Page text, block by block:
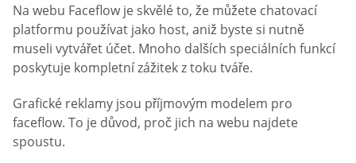
Na webu Faceflow je skvělé to, že můžete chatovací
platformu používat jako host, aniž byste si nutně
museli vytvářet účet. Mnoho dalších speciálních funkcí
poskytuje kompletní zážitek z toku tváře.
Grafické reklamy jsou příjmovým modelem pro
faceflow. To je důvod, proč jich na webu najdete
spoustu.